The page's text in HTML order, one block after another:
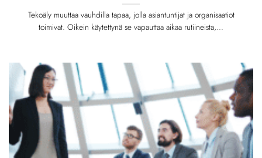
Tekoäly muuttaa vauhdilla tapaa, jolla asiantuntijat ja organisaatiot
toimivat. Oikein käytettynä se vapauttaa aikaa rutiineista,...